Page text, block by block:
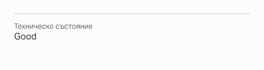
Техническо състояние
Good